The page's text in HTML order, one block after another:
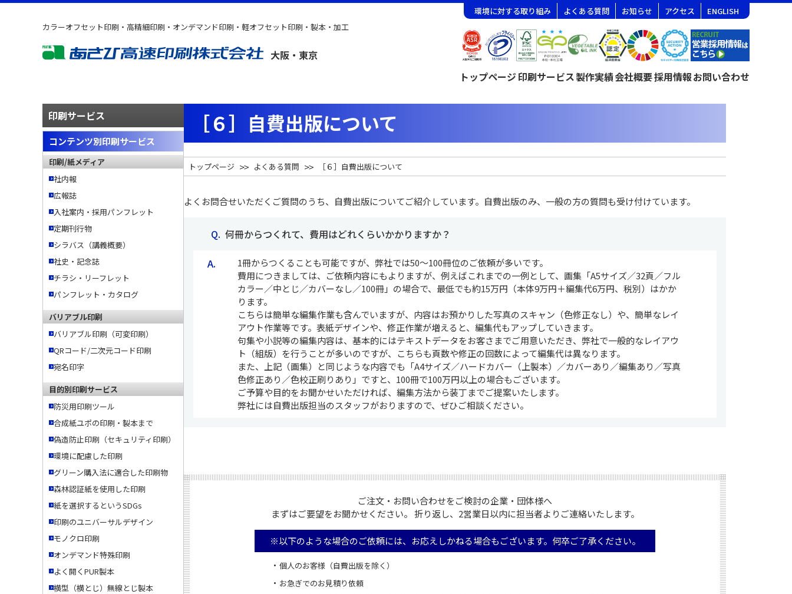
環境に対する取り組み よくある質問 お知らせ アクセス
ENGLISH
カラーオフセット印刷・高精細印刷・オンデマンド印刷・軽オフセット印刷・製本・加工
トップページ印刷サービス製作実績会社概要採用情報お問い合わせ
印刷サービス
コンテンツ別印刷サービス
印刷/紙メディア
社内報
広報誌
入社案内・採用パンフレット
定期刊行物
シラバス（講義概要）
社史・記念誌
チラシ・リーフレット
パンフレット・カタログ
バリアブル印刷
バリアブル印刷（可変印刷）
QRコード/二次元コード印刷
宛名印字
目的別印刷サービス
防災用印刷ツール
合成紙ユポの印刷・製本まで
偽造防止印刷（セキュリティ印刷）
環境に配慮した印刷
グリーン購入法に適合した印刷物
森林認証紙を使用した印刷
紙を選択するというSDGs
印刷のユニバーサルデザイン
モノクロ印刷
オンデマンド特殊印刷
よく開くPUR製本
横型（横とじ）無線とじ製本
［６］自費出版について
トップページ よくある質問 ［６］自費出版について
よくお問合せいただくご質問のうち、自費出版についてご紹介しています。自費出版のみ、一般の方の質問も受け付けています。
Q. 何冊からつくれて、費用はどれくらいかかりますか？
1冊からつくることも可能ですが、弊社では50〜100冊位のご依頼が多いです。
費用につきましては、ご依頼内容にもよりますが、例えばこれまでの一例として、画集「A5サイズ／32頁／フル
カラー／中とじ／カバーなし／100冊」の場合で、最低でも約15万円（本体9万円＋編集代6万円、税別）はかか
ります。
こちらは簡単な編集作業も含んでいますが、内容はお預かりした写真のスキャン（色修正なし）や、簡単なレイ
アウト作業等です。表紙デザインや、修正作業が増えると、編集代もアップしていきます。
句集や小説等の編集内容は、基本的にはテキストデータをお客さまでご用意いただき、弊社で一般的なレイアウ
ト（組版）を行うことが多いのですが、こちらも頁数や修正の回数によって編集代は異なります。
また、上記（画集）と同じような内容でも「A4サイズ／ハードカバー（上製本）／カバーあり／編集あり／写真
色修正あり／色校正刷りあり」ですと、100冊で100万円以上の場合もございます。
ご予算や目的をお聞かせいただければ、編集方法から装丁までご提案いたします。
弊社には自費出版担当のスタッフがおりますので、ぜひご相談ください。
ご注文・お問い合わせをご検討の企業・団体様へ
まずはご要望をお聞かせください。 折り返し、2営業日以内に担当者よりご連絡いたします。
※以下のような場合のご依頼には、お応えしかねる場合もございます。何卒ご了承ください。
個人のお客様（自費出版を除く）
お急ぎでのお見積り依頼